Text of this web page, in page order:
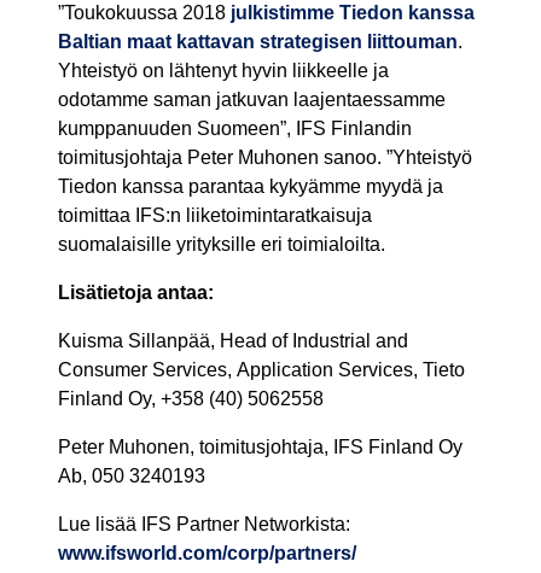
”Toukokuussa 2018 julkistimme Tiedon kanssa
Baltian maat kattavan strategisen liittouman.
Yhteistyö on lähtenyt hyvin liikkeelle ja
odotamme saman jatkuvan laajentaessamme
kumppanuuden Suomeen”, IFS Finlandin
toimitusjohtaja Peter Muhonen sanoo. ”Yhteistyö
Tiedon kanssa parantaa kykyämme myydä ja
toimittaa IFS:n liiketoimintaratkaisuja
suomalaisille yrityksille eri toimialoilta.
Lisätietoja antaa:
Kuisma Sillanpää, Head of Industrial and
Consumer Services, Application Services, Tieto
Finland Oy, +358 (40) 5062558
Peter Muhonen, toimitusjohtaja, IFS Finland Oy
Ab, 050 3240193
Lue lisää IFS Partner Networkista:
www.ifsworld.com/corp/partners/